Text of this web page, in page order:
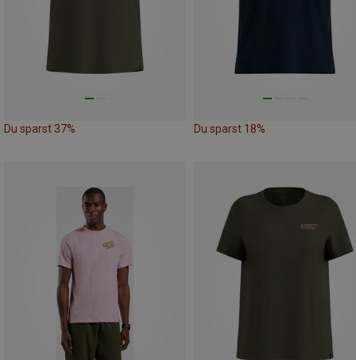
Du sparst 37% Du sparst 18%